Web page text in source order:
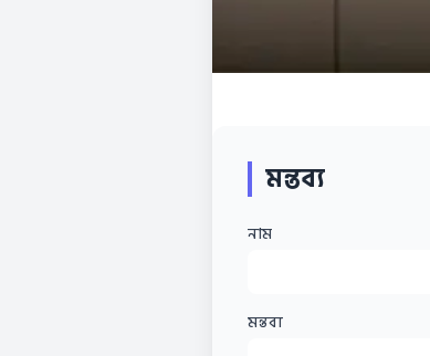
মন্তব্য
নাম
মন্তব্য